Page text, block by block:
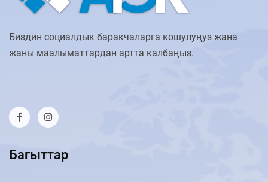
Биздин социалдык баракчаларга кошулуңуз жана
жаны маалыматтардан артта калбаңыз.
Багыттар